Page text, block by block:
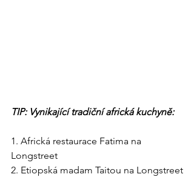
TIP: Vynikající tradiční africká kuchyně:
1. Africká restaurace Fatima na
Longstreet
2. Etiopská madam Taitou na Longstreet